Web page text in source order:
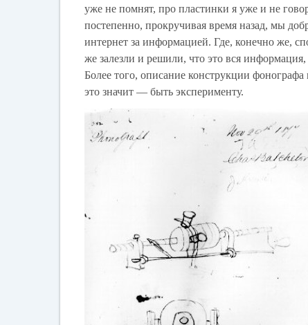
уже не помнят, про пластинки я уже и не
постепенно, прокручивая время назад, мы
интернет за информацией. Где, конечно же,
же залезли и решили, что это вся
Более того, описание конструкции
это значит — быть эксперименту.